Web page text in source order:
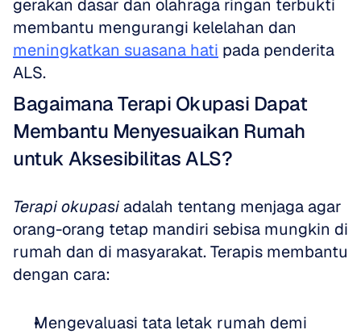
gerakan dasar dan olahraga ringan terbukti
meningkatkan suasana hati pada penderita
ALS.
Bagaimana Terapi Okupasi Dapat
Membantu Menyesuaikan Rumah
untuk Aksesibilitas ALS?
Terapi okupasi adalah tentang menjaga agar
orang-orang tetap mandiri sebisa mungkin di
rumah dan di masyarakat. Terapis membantu
dengan cara:
Mengevaluasi tata letak rumah demi